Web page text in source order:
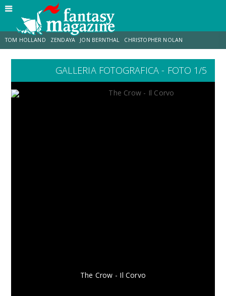
TOM HOLLAND ZENDAYA JON BERNTHAL CHRISTOPHER NOLAN
LUCCA COMICS & GAMES ODISSEA MARK RUFFALO
GALLERIA FOTOGRAFICA - FOTO 1/5
The Crow - Il Corvo